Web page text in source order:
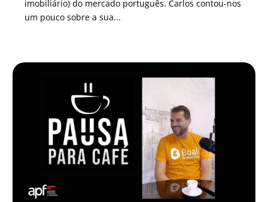
imobiliário) do mercado português. Carlos contou-nos
um pouco sobre a sua...